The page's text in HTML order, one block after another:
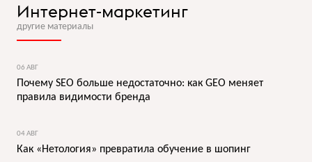
Интернет-маркетинг
другие материалы
06 АВГ
Почему SEO больше недостаточно: как GEO меняет
правила видимости бренда
04 АВГ
Как «Нетология» превратила обучение в шопинг